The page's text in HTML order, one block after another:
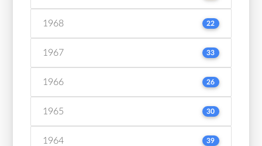
1968 22
1967 33
1966 26
1965 30
1964 39